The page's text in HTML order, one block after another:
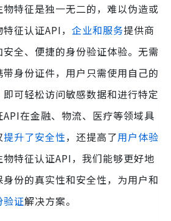
特征是独一无二的，难以伪造或
征认证API， 企业和服务提供商
全、便捷的身份验证体验。无需
身份证件，用户只需使用自己的
可轻松访问敏感数据和进行特定
在金融、物流、医疗等领域具
提升了安全性，还提高了用户体验
特征认证API，我们能够更好地
份的真实性和安全性，为用户和
验证解决方案。